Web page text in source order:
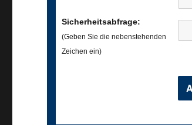
Sicherheitsabfrage:
(Geben Sie die nebenstehenden
Zeichen ein)